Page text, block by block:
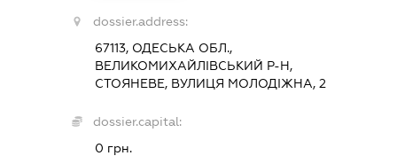
dossier.address:
67113, ОДЕСЬКА ОБЛ.,
ВЕЛИКОМИХАЙЛІВСЬКИЙ Р-Н,
СТОЯНЕВЕ, ВУЛИЦЯ МОЛОДІЖНА, 2
dossier.capital:
0 грн.